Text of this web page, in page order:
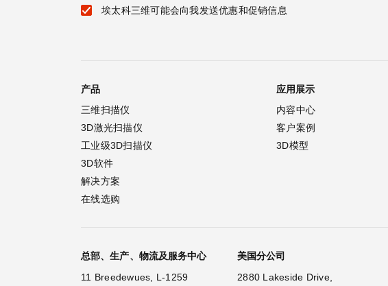
埃太科三维可能会向我发送优惠和促销信息
产品
三维扫描仪
3D激光扫描仪
工业级3D扫描仪
3D软件
解决方案
在线选购
应用展示
内容中心
客户案例
3D模型
总部、生产、物流及服务中心
11 Breedewues, L-1259
美国分公司
2880 Lakeside Drive,